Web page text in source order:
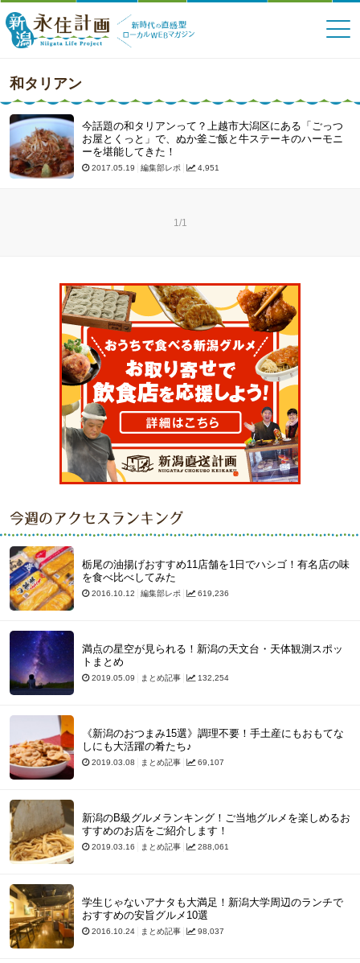
和タリアン
今話題の和タリアンって？上越市大潟区にある「ごっつ
お屋とくっと」で、ぬか釜ご飯と牛ステーキのハーモニ
ーを堪能してきた！
2017.05.19 編集部レポ 4,951
1/1
今週のアクセスランキング
栃尾の油揚げおすすめ11店舗を1日でハシゴ！有名店の味
を食べ比べしてみた
2016.10.12 編集部レポ 619,236
満点の星空が見られる！新潟の天文台・天体観測スポッ
トまとめ
2019.05.09 まとめ記事 132,254
《新潟のおつまみ15選》調理不要！手土産にもおもてな
しにも大活躍の肴たち♪
2019.03.08 まとめ記事 69,107
新潟のB級グルメランキング！ご当地グルメを楽しめるお
すすめのお店をご紹介します！
2019.03.16 まとめ記事 288,061
学生じゃないアナタも大満足！新潟大学周辺のランチで
おすすめの安旨グルメ10選
2016.10.24 まとめ記事 98,037